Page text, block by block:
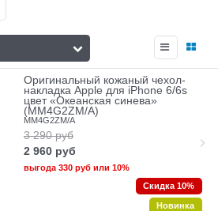
Оригинальный кожаный чехол-
накладка Apple для iPhone 6/6s
цвет «Океанская синева»
(MM4G2ZM/A)
MM4G2ZM/A
3 290 руб
2 960 руб
выгода 330 рубили 10%
Скидка 10%
Новинка